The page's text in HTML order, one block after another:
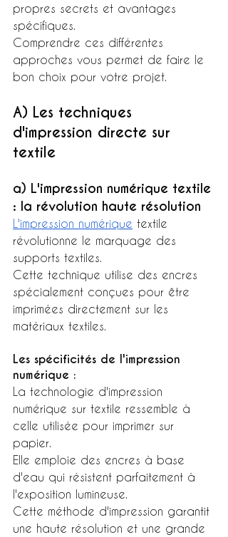
propres secrets et avantages
spécifiques.
Comprendre ces différentes
approches vous permet de faire le
bon choix pour votre projet.
A) Les techniques
d'impression directe sur
textile
a) L'impression numérique textile
: la révolution haute résolution
L'impression numérique textile
révolutionne le marquage des
supports textiles.
Cette technique utilise des encres
spécialement conçues pour être
imprimées directement sur les
matériaux textiles.
Les spécificités de l'impression
numérique :
La technologie d'impression
numérique sur textile ressemble à
celle utilisée pour imprimer sur
papier.
Elle emploie des encres à base
d'eau qui résistent parfaitement à
l'exposition lumineuse.
Cette méthode d'impression garantit
une haute résolution et une grande